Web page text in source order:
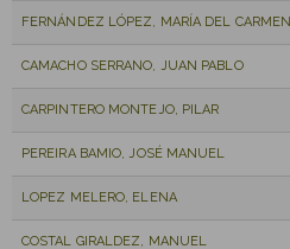
FERNÁNDEZ LÓPEZ, MARÍA DEL CARMEN
CAMACHO SERRANO, JUAN PABLO
CARPINTERO MONTEJO, PILAR
PEREIRA BAMIO, JOSÉ MANUEL
LOPEZ MELERO, ELENA
COSTAL GIRALDEZ, MANUEL